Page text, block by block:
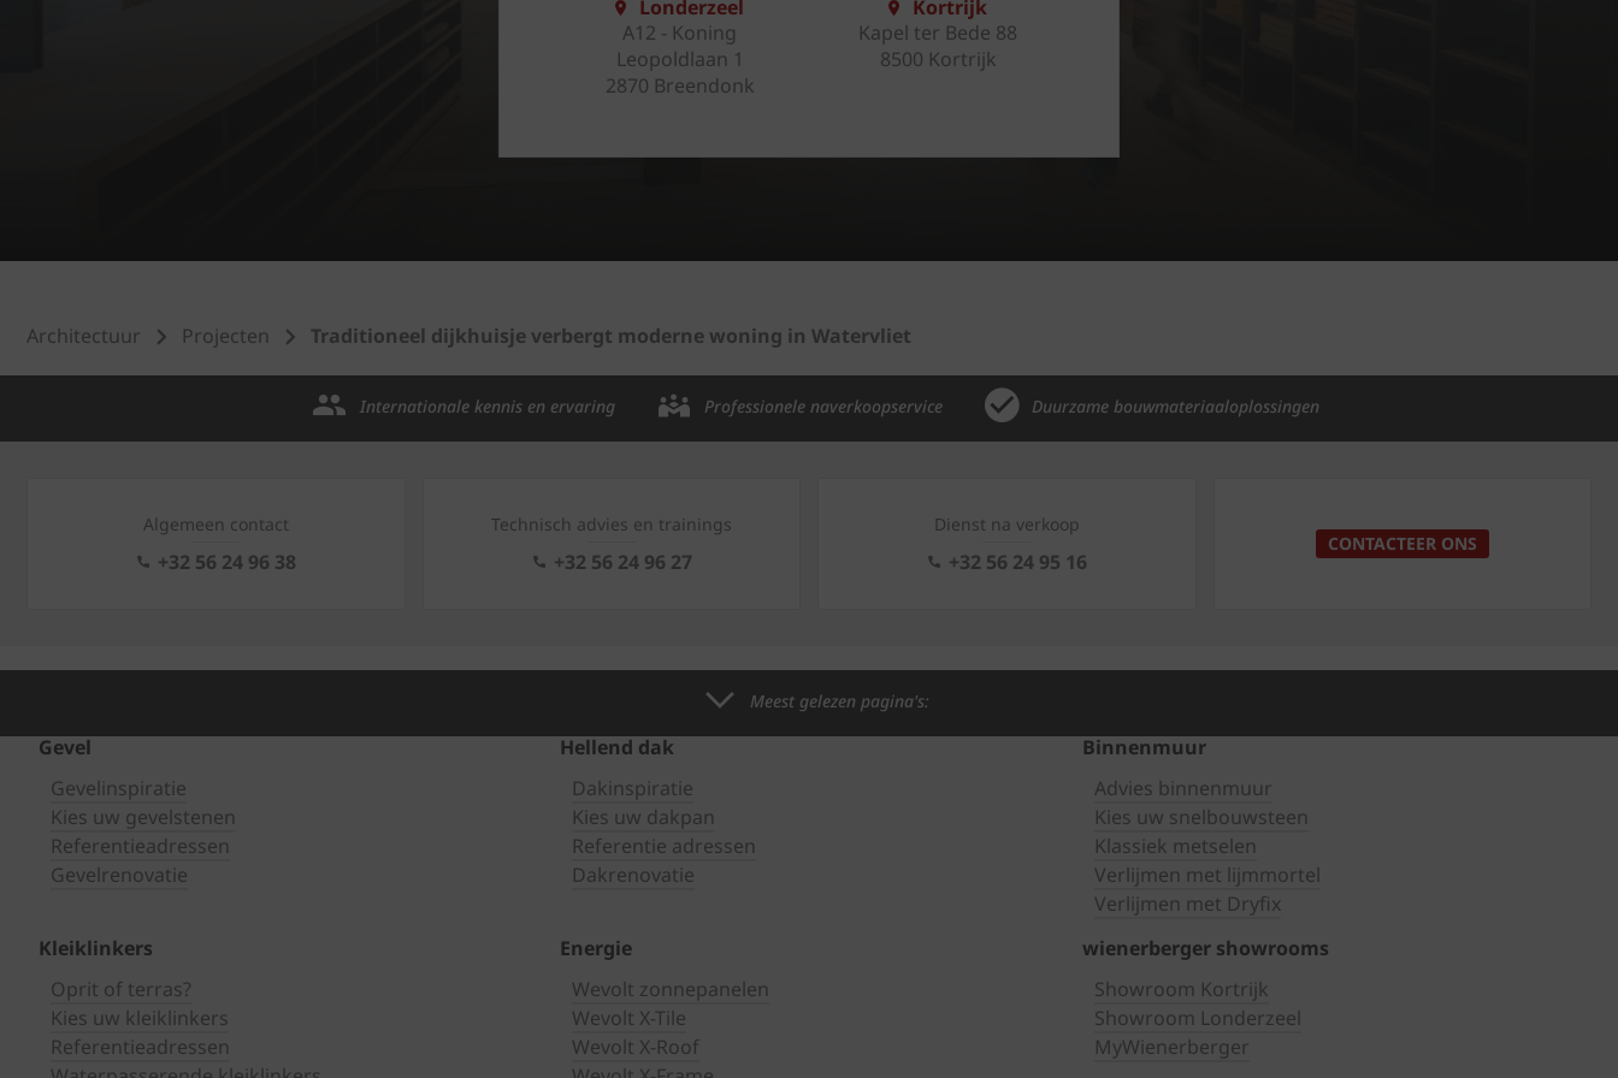
Londerzeel
A12 - Koning
Leopoldlaan 1
2870 Breendonk
Kortrijk
Kapel ter Bede 88
8500 Kortrijk
Architectuur Projecten Traditioneel dijkhuisje verbergt moderne woning in Watervliet
Internationale kennis en ervaring Professionele naverkoopservice Duurzame bouwmateriaaloplossingen
Algemeen contact
+32 56 24 96 38
Technisch advies en trainings
+32 56 24 96 27
Dienst na verkoop
+32 56 24 95 16
CONTACTEER ONS
Meest gelezen pagina's:
Gevel
Gevelinspiratie
Kies uw gevelstenen
Referentieadressen
Gevelrenovatie
Hellend dak
Dakinspiratie
Kies uw dakpan
Referentie adressen
Dakrenovatie
Binnenmuur
Advies binnenmuur
Kies uw snelbouwsteen
Klassiek metselen
Verlijmen met lijmmortel
Verlijmen met Dryfix
Kleiklinkers
Oprit of terras?
Kies uw kleiklinkers
Referentieadressen
Energie
Wevolt zonnepanelen
Wevolt X-Tile
Wevolt X-Roof
wienerberger showrooms
Showroom Kortrijk
Showroom Londerzeel
MyWienerberger